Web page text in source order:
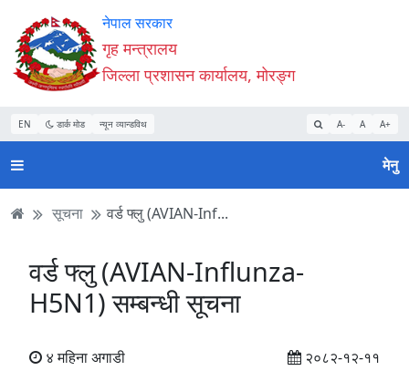
Accessibility
Mode
सुरु
गर्नुहोस्
सामाग्री
पढ्नुहाेस्
नेभिगेसन
पढ्नुहाेस्
वेबसाइट
खोजमा
जानुहोस्
नेपाल सरकार
गृह मन्त्रालय
जिल्ला प्रशासन कार्यालय, मोरङ्ग
EN डार्क मोड न्यून व्यान्डविथ A- A A+
मेनु
सूचना वर्ड फ्लु (AVIAN-Inf...
वर्ड फ्लु (AVIAN-Influnza-
H5N1) सम्बन्धी सूचना
४ महिना अगाडी २०८२-१२-११